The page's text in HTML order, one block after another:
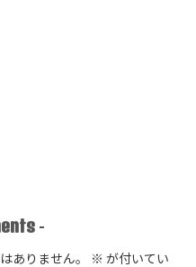
-
ありません。 ※ が付いてい